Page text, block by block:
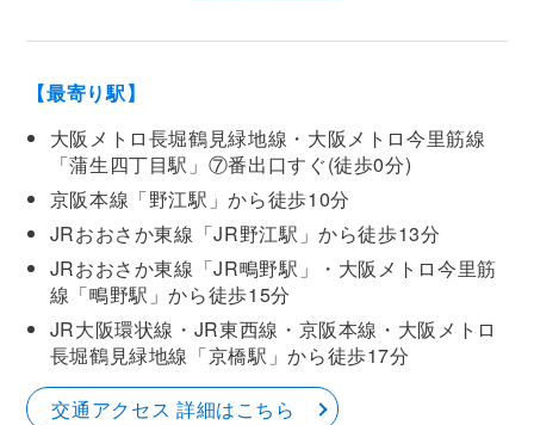
【最寄り駅】
大阪メトロ長堀鶴見緑地線・大阪メトロ今里筋線
「蒲生四丁目駅」⑦番出口すぐ(徒歩0分)
京阪本線「野江駅」から徒歩10分
JRおおさか東線「JR野江駅」から徒歩13分
JRおおさか東線「JR鴫野駅」・大阪メトロ今里筋
線「鴫野駅」から徒歩15分
JR大阪環状線・JR東西線・京阪本線・大阪メトロ
長堀鶴見緑地線「京橋駅」から徒歩17分
交通アクセス 詳細はこちら